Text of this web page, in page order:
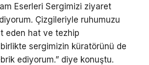
Eserleri Sergimizi ziyaret
Çizgileriyle ruhumuzu
eden hat ve tezhip
birlikte sergimizin küratörünü de
ediyorum.” diye konuştu.